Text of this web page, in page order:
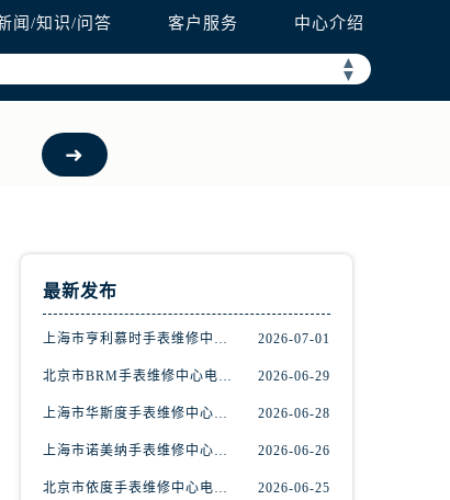
闻/知识/问答 客户服务 中心介绍
▲
▼
“+86”）
最新发布
上海市亨利慕时手表维修中心电话（提供专业维修服务，确保您的手表焕然一新） 2026-07-01
北京市BRM手表维修中心电话（维修专家24小时在线，服务周到） 2026-06-29
上海市华斯度手表维修中心地址在哪里（寻找可靠维修服务不再难） 2026-06-28
上海市诺美纳手表维修中心地址在哪里（如何轻松找到它） 2026-06-26
北京市依度手表维修中心电话（提供专业维修服务，解决您的手表难题） 2026-06-25